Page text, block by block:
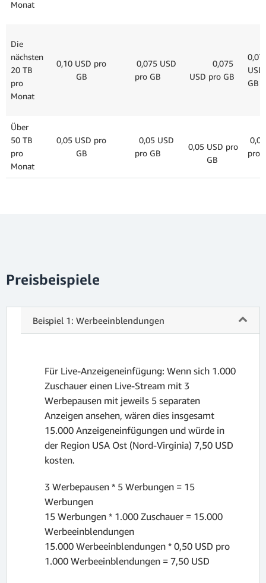
Monat
Die
nächsten
20 TB
pro
Monat
0,10 USD pro
GB
0,075 USD
pro GB
0,075
USD pro GB
GB
Über
50 TB
pro
Monat
0,05 USD pro
GB
0,05 USD
pro GB
0,05 USD pro
GB
pro
Preisbeispiele
Beispiel 1: Werbeeinblendungen
Für Live-Anzeigeneinfügung: Wenn sich 1.000
Zuschauer einen Live-Stream mit 3
Werbepausen mit jeweils 5 separaten
Anzeigen ansehen, wären dies insgesamt
15.000 Anzeigeneinfügungen und würde in
der Region USA Ost (Nord-Virginia) 7,50 USD
kosten.
3 Werbepausen * 5 Werbungen = 15
Werbungen
15 Werbungen * 1.000 Zuschauer = 15.000
Werbeeinblendungen
15.000 Werbeeinblendungen * 0,50 USD pro
1.000 Werbeeinblendungen = 7,50 USD